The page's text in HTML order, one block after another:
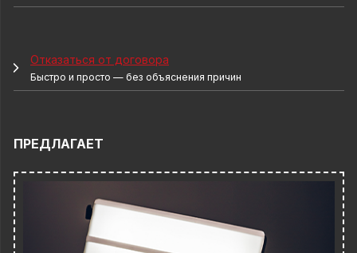
Отказаться от договора
Быстро и просто — без объяснения причин
ПРЕДЛАГАЕТ